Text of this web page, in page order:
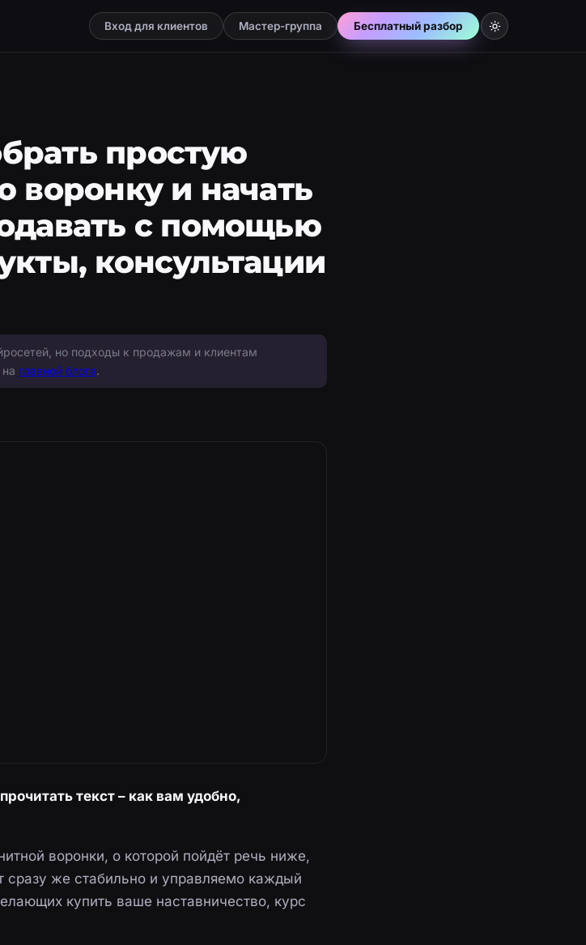
Вход для клиентов Мастер-группа Бесплатный разбор
простую
воронку и начать
с помощью
консультации
но подходы к продажам и клиентам
главной блога.
текст – как вам удобно,
воронки, о которой пойдёт речь ниже,
сразу же стабильно и управляемо каждый
купить ваше наставничество, курс